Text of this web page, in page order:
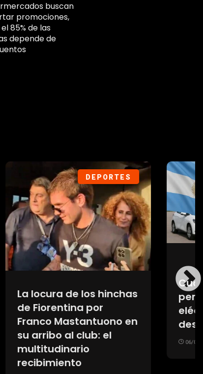
buscan
promociones,
85% de las
depende de
DEPORTES
mantiene el boicot a los
Mundiales y ya no
confía en Infantino
como presidente de la
FIFA